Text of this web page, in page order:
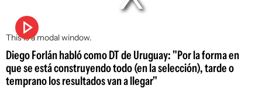
This is a modal window.
Diego Forlán habló como DT de Uruguay: "Por la forma en
que se está construyendo todo (en la selección), tarde o
temprano los resultados van a llegar"